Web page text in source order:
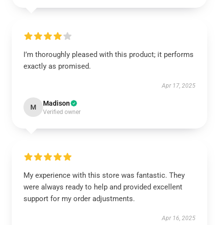
I’m thoroughly pleased with this product; it performs
exactly as promised.
Apr 17, 2025
M Madison
Verified owner
My experience with this store was fantastic. They
were always ready to help and provided excellent
support for my order adjustments.
Apr 16, 2025